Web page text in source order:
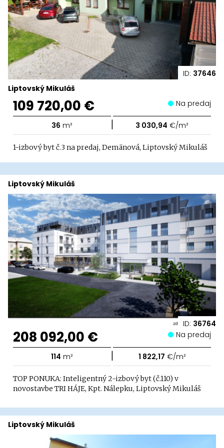
ID: 37646
Liptovský Mikuláš
109 720,00 € Na predaj
36 m² | 3 030,94 €/m²
1-izbový byt č.3 na predaj, Demänová, Liptovský Mikuláš
ID: 36764
Liptovský Mikuláš
208 092,00 € Na predaj
114 m² | 1 822,17 €/m²
TOP PONUKA: Inteligentný 2-izbový byt (č.110) v
novostavbe TRI HÁJE, Kpt. Nálepku, Liptovský Mikuláš
Liptovský Mikuláš